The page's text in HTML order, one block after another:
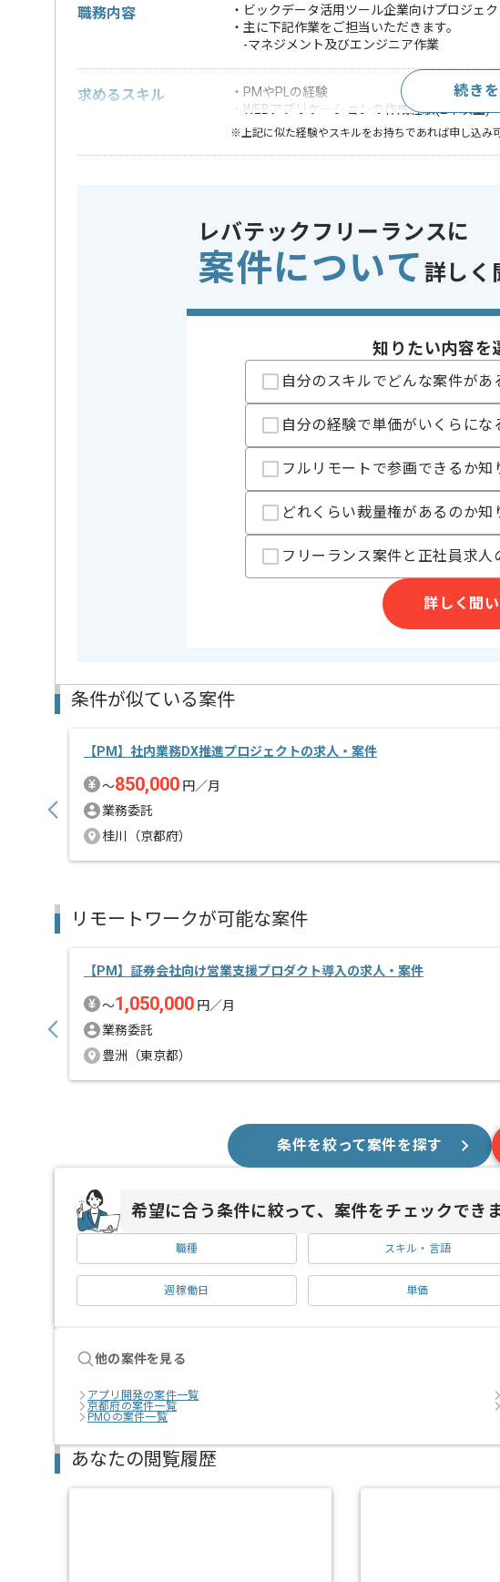
職務内容
・ビックデータ活用ツール企業向けプロジェ
・主に下記作業をご担当いただきます。
-マネジメント及びエンジニア作業
求めるスキル
・PMやPLの経験
・WEBアプリケーションの作成経験(2年以上)
※上記に似た経験やスキルをお持ちであれば申し込み
クラウド
AWS
この案件のポイント 業務内容
アプリ開発 , ベンダーコ
精算基準時間
140時間〜180時間
PM、PLの経験を活かすことができます。
複数案件を保有している企業ですので、
ご経験と実績に応じてスライド案件のご提案も差し上げる場合がござ
新しいアイディアや技術を積極的に導入し、
経験豊富なエンジニアと成長が出来る環境でございます。
スキルアップされたい方、長期的に参画されたい方にオススメの案件で
続き
レバテックフリーランスに
案件について 詳しく
知りたい内容を
自分のスキルでどんな案件があ
自分の経験で単価がいくらにな
フルリモートで参画できるか知
どれくらい裁量権があるのか知
フリーランス案件と正社員求人
詳しく聞
条件が似ている案件
【PM】社内業務DX推進プロジェクトの求人・案件
〜850,000 円／月
業務委託
桂川（京都府）
リモートワークが可能な案件
【PM】証券会社向け営業支援プロダクト導入の求人・案件
〜1,050,000 円／月
業務委託
豊洲（東京都）
条件を絞って案件を探す
希望に合う条件に絞って、案件をチェックでき
職種 スキル・言語
週稼働日 単価
他の案件を見る
アプリ開発の案件一覧
京都府の案件一覧
PMOの案件一覧
あなたの閲覧履歴